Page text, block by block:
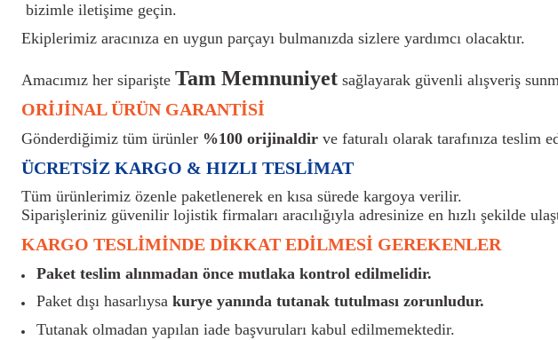
bizimle iletişime geçin.
Ekiplerimiz aracınıza en uygun parçayı bulmanızda sizlere yardımcı olacaktır.
Amacımız her siparişte Tam Memnuniyet sağlayarak güvenli alışveriş
ORİJİNAL ÜRÜN GARANTİSİ
Gönderdiğimiz tüm ürünler %100 orijinaldir ve faturalı olarak tarafınıza teslim
ÜCRETSİZ KARGO & HIZLI TESLİMAT
Tüm ürünlerimiz özenle paketlenerek en kısa sürede kargoya verilir.
Siparişleriniz güvenilir lojistik firmaları aracılığıyla adresinize en hızlı şekilde
KARGO TESLİMİNDE DİKKAT EDİLMESİ GEREKENLER
Paket teslim alınmadan önce mutlaka kontrol edilmelidir.
Paket dışı hasarlıysa kurye yanında tutanak tutulması zorunludur.
Tutanak olmadan yapılan iade başvuruları kabul edilmemektedir.